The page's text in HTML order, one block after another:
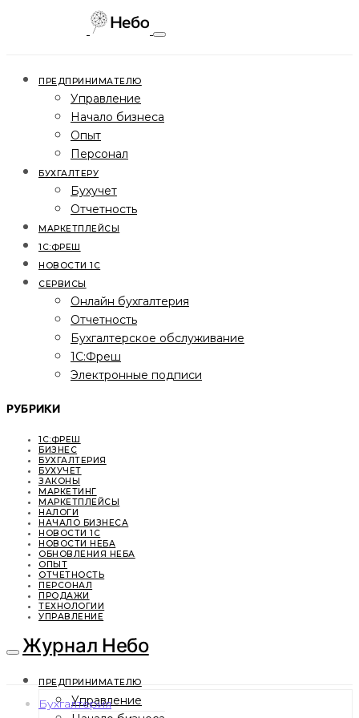
ПРЕДПРИНИМАТЕЛЮ
Управление
Начало бизнеса
Опыт
Персонал
БУХГАЛТЕРУ
Бухучет
Отчетность
МАРКЕТПЛЕЙСЫ
1С:ФРЕШ
НОВОСТИ 1С
СЕРВИСЫ
Онлайн бухгалтерия
Отчетность
Бухгалтерское обслуживание
1С:Фреш
Электронные подписи
РУБРИКИ
1С:ФРЕШ
БИЗНЕС
БУХГАЛТЕРИЯ
БУХУЧЕТ
ЗАКОНЫ
МАРКЕТИНГ
МАРКЕТПЛЕЙСЫ
НАЛОГИ
НАЧАЛО БИЗНЕСА
НОВОСТИ 1С
НОВОСТИ НЕБА
ОБНОВЛЕНИЯ НЕБА
ОПЫТ
ОТЧЕТНОСТЬ
ПЕРСОНАЛ
ПРОДАЖИ
ТЕХНОЛОГИИ
УПРАВЛЕНИЕ
Журнал Небо
ПРЕДПРИНИМАТЕЛЮ
Управление
Бухгалтерия